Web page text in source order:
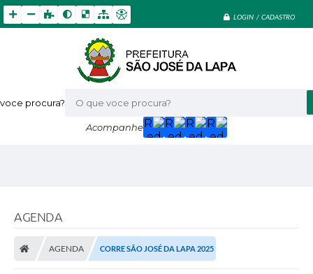
LOGIN / CADASTRO
procura?
Acompanhe
AGENDA
AGENDA CORRE SÃO JOSÉ DA LAPA 2025